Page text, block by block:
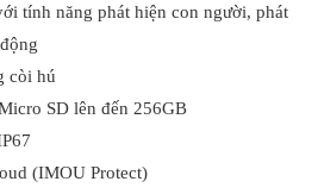
tính năng phát hiện con người, phát
còi hú
SD lên đến 256GB
(IMOU Protect)